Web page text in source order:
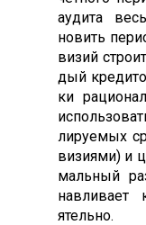
а­уди­та
новить
визий
дый
ки
лиру­емых
визи­ями) и
маль­ный
нав­ли­ва­ет
ятель­но.